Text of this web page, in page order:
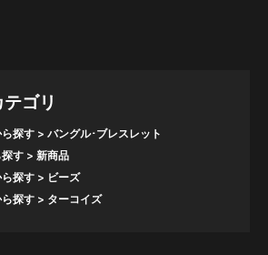
ゴリ
探す
バングル･ブレスレット
す
新商品
探す
ビーズ
探す ターコイズ